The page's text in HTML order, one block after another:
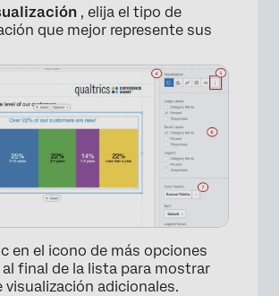
, elija el tipo de
que mejor represente sus
en el icono de más opciones
final de la lista para mostrar
visualización adicionales.